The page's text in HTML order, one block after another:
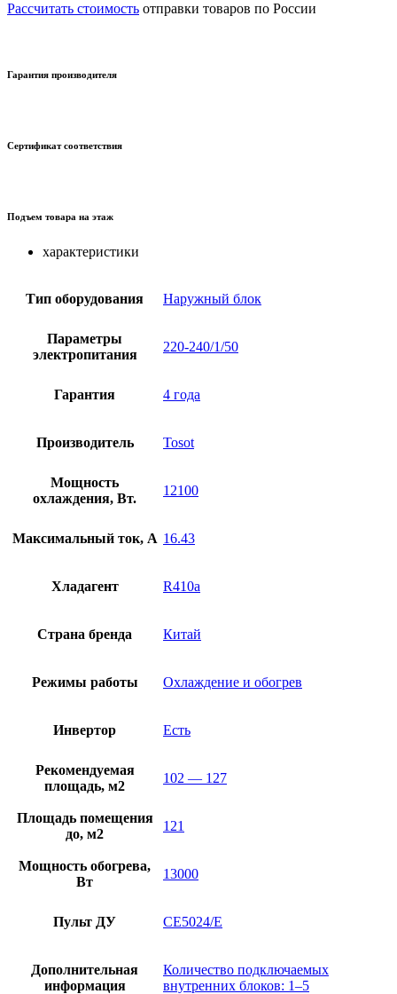
Рассчитать стоимость отправки товаров по России
Гарантия производителя
Сертификат соответствия
Подъем товара на этаж
характеристики
Тип оборудования Наружный блок
Параметры
электропитания
220-240/1/50
Гарантия 4 года
Производитель Tosot
Мощность
охлаждения, Вт.
12100
Максимальный ток, А 16.43
Хладагент R410a
Страна бренда Китай
Режимы работы Охлаждение и обогрев
Инвертор Есть
Рекомендуемая
площадь, м2
102 — 127
Площадь помещения
до, м2
121
Мощность обогрева,
Вт
13000
Пульт ДУ CE5024/E
Дополнительная
информация
Количество подключаемых
внутренних блоков: 1–5